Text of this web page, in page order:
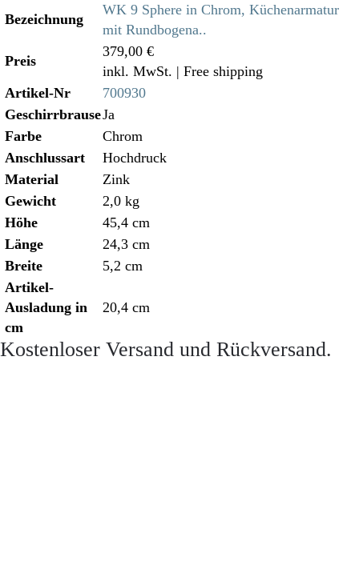
Bezeichnung
WK 9 Sphere in Chrom, Küchenarmatur
mit Rundbogena..
Preis
379,00 €
inkl. MwSt. | Free shipping
Artikel-Nr
700930
GeschirrbrauseJa
Farbe
Chrom
Anschlussart
Hochdruck
Material
Zink
Gewicht
2,0 kg
Höhe
45,4 cm
Länge
24,3 cm
Breite
5,2 cm
Artikel-
Ausladung in
cm
20,4 cm
Kostenloser Versand und Rückversand.